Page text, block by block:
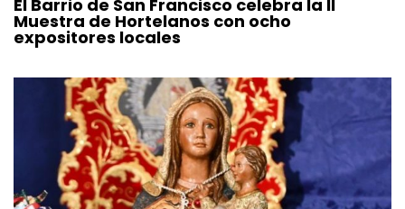
El Barrio de San Francisco celebra la II
Muestra de Hortelanos con ocho
expositores locales